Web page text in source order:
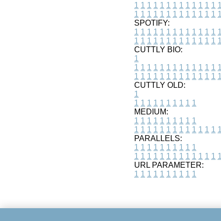
1 1 1 1 1 1 1 1 1 1 1 1 1 1
1 1 1 1 1 1 1 1 1 1 1 1 1 1
SPOTIFY:
1 1 1 1 1 1 1 1 1 1 1 1 1 1
1 1 1 1 1 1 1 1 1 1 1 1 1 1
CUTTLY BIO:
1
1 1 1 1 1 1 1 1 1 1 1 1 1 1
1 1 1 1 1 1 1 1 1 1 1 1 1 1
CUTTLY OLD:
1
1 1 1 1 1 1 1 1 1 1
MEDIUM:
1 1 1 1 1 1 1 1 1 1
1 1 1 1 1 1 1 1 1 1 1 1 1 1
PARALLELS:
1 1 1 1 1 1 1 1 1 1
1 1 1 1 1 1 1 1 1 1 1 1 1 1
URL PARAMETER:
1 1 1 1 1 1 1 1 1 1